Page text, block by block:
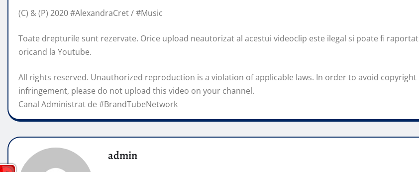
(C) & (P) 2020 #AlexandraCret / #Music
Toate drepturile sunt rezervate. Orice upload neautorizat al acestui videoclip este ilegal si poate fi raportat
oricand la Youtube.
All rights reserved. Unauthorized reproduction is a violation of applicable laws. In order to avoid copyright
infringement, please do not upload this video on your channel.
Canal Administrat de #BrandTubeNetwork
admin